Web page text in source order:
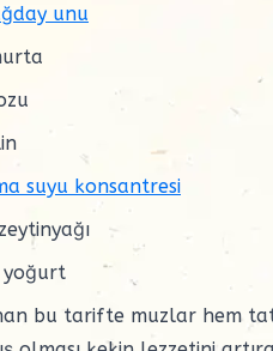
unu
suyu konsantresi
yoğurt
bu tarifte muzlar hem tat